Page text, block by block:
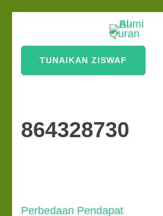
(Tekan
TUNAIKAN ZISWAF
864328730
Navigasi
Perbedaan Pendapat